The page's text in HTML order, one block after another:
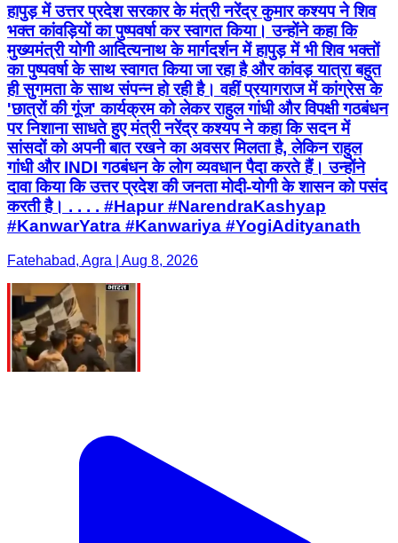
हापुड़ में उत्तर प्रदेश सरकार के मंत्री नरेंद्र कुमार कश्यप ने शिव
भक्त कांवड़ियों का पुष्पवर्षा कर स्वागत किया। उन्होंने कहा कि
मुख्यमंत्री योगी आदित्यनाथ के मार्गदर्शन में हापुड़ में भी शिव भक्तों
का पुष्पवर्षा के साथ स्वागत किया जा रहा है और कांवड़ यात्रा बहुत
ही सुगमता के साथ संपन्न हो रही है। वहीं प्रयागराज में कांग्रेस के
'छात्रों की गूंज' कार्यक्रम को लेकर राहुल गांधी और विपक्षी गठबंधन
पर निशाना साधते हुए मंत्री नरेंद्र कश्यप ने कहा कि सदन में
सांसदों को अपनी बात रखने का अवसर मिलता है, लेकिन राहुल
गांधी और INDI गठबंधन के लोग व्यवधान पैदा करते हैं। उन्होंने
दावा किया कि उत्तर प्रदेश की जनता मोदी-योगी के शासन को पसंद
करती है। . . . . #Hapur #NarendraKashyap
#KanwarYatra #Kanwariya #YogiAdityanath
Fatehabad, Agra | Aug 8, 2026